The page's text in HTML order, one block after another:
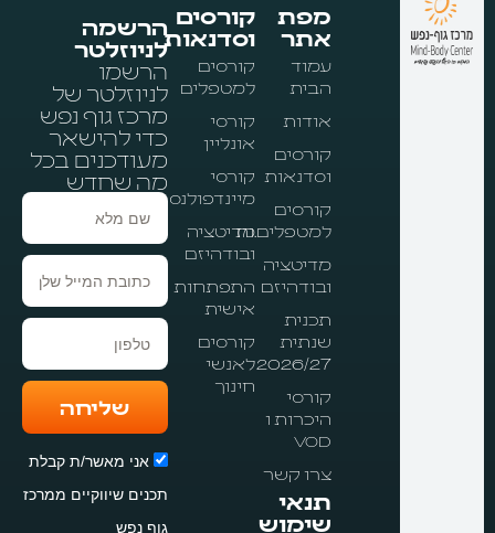
מפת
אתר
עמוד
הבית
אודות
קורסים
וסדנאות
קורסים
למטפלים.ות
מדיטציה
ובודהיזם
תכנית
שנתית
2026/27
קורסי
היכרות ו
VOD
צרו קשר
קורסים
וסדנאות
קורסים
למטפלים
קורסי
אונליין
קורסי
מיינדפולנס
מדיטציה
ובודהיזם
התפתחות
אישית
קורסים
לאנשי
חינוך
תנאי
שימוש
הרשמה
לניוזלטר
הרשמו
לניוזלטר של
מרכז גוף נפש
כדי להישאר
מעודכנים בכל
מה שחדש
מלא
טלפון
אני מאשר/ת קבלת
תכנים שיווקיים ממרכז
גוף נפש
שליחה